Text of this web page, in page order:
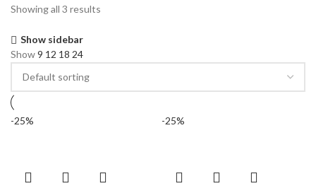
Showing all 3 results
Show sidebar
Show9 12 18 24
-25% -25%